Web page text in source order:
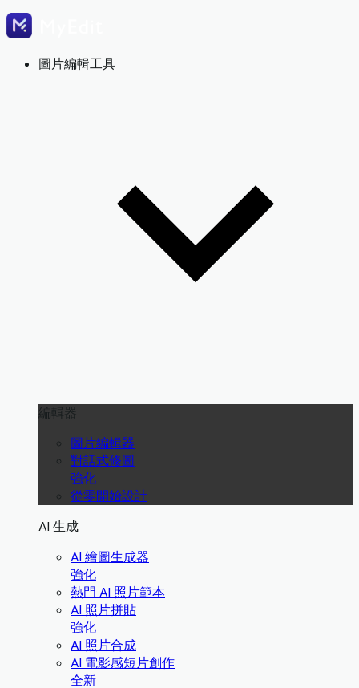
圖片編輯工具
編輯器
圖片編輯器
對話式修圖
強化
從零開始設計
AI 生成
AI 繪圖生成器
強化
熱門 AI 照片範本
AI 照片拼貼
強化
AI 照片合成
AI 電影感短片創作
全新